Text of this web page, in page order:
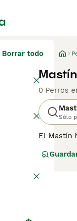
Borrar todo
0 Perros
Sólo
El Mastín
tienen